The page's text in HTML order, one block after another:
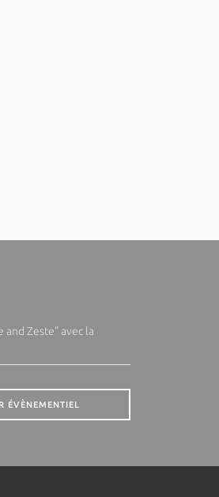
and Zeste" avec la
ÉVÈNEMENTIEL